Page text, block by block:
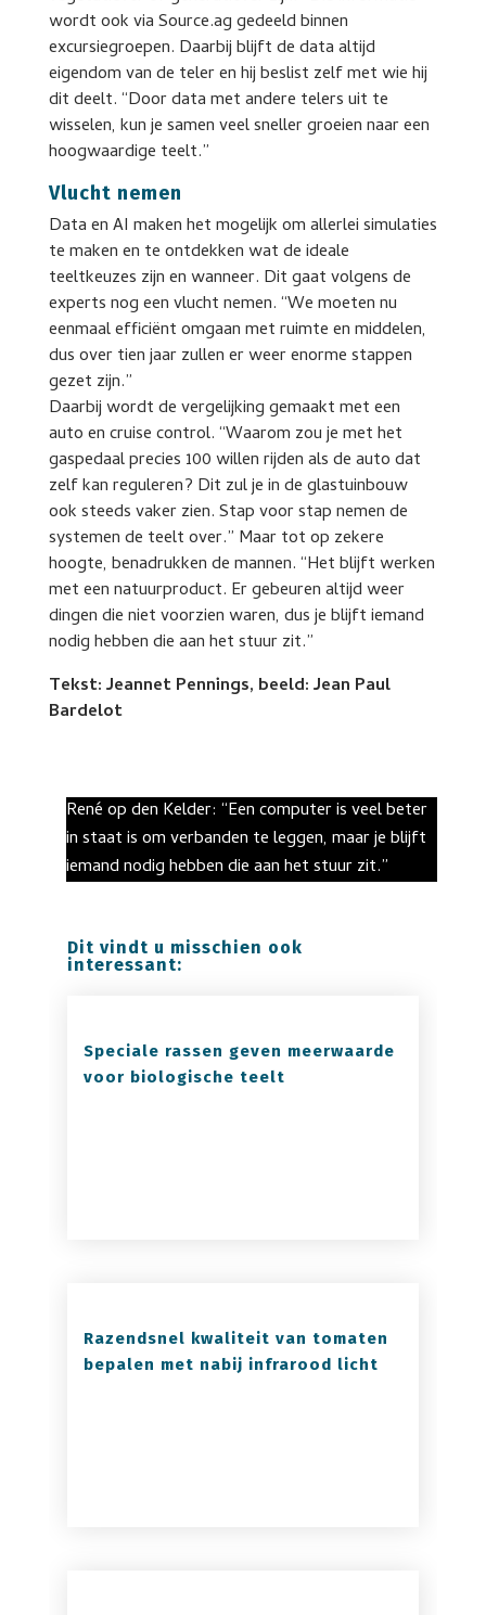
wordt ook via Source.ag gedeeld binnen
excursiegroepen. Daarbij blijft de data altijd
eigendom van de teler en hij beslist zelf met wie hij
dit deelt. “Door data met andere telers uit te
wisselen, kun je samen veel sneller groeien naar een
hoogwaardige teelt.”
Vlucht nemen
Data en AI maken het mogelijk om allerlei simulaties
te maken en te ontdekken wat de ideale
teeltkeuzes zijn en wanneer. Dit gaat volgens de
experts nog een vlucht nemen. “We moeten nu
eenmaal efficiënt omgaan met ruimte en middelen,
dus over tien jaar zullen er weer enorme stappen
gezet zijn.”
Daarbij wordt de vergelijking gemaakt met een
auto en cruise control. “Waarom zou je met het
gaspedaal precies 100 willen rijden als de auto dat
zelf kan reguleren? Dit zul je in de glastuinbouw
ook steeds vaker zien. Stap voor stap nemen de
systemen de teelt over.” Maar tot op zekere
hoogte, benadrukken de mannen. “Het blijft werken
met een natuurproduct. Er gebeuren altijd weer
dingen die niet voorzien waren, dus je blijft iemand
nodig hebben die aan het stuur zit.”
Tekst: Jeannet Pennings, beeld: Jean Paul
Bardelot
René op den Kelder: “Een computer is veel beter
in staat is om verbanden te leggen, maar je blijft
iemand nodig hebben die aan het stuur zit.”
Dit vindt u misschien ook
interessant:
Speciale rassen geven meerwaarde
voor biologische teelt
Razendsnel kwaliteit van tomaten
bepalen met nabij infrarood licht